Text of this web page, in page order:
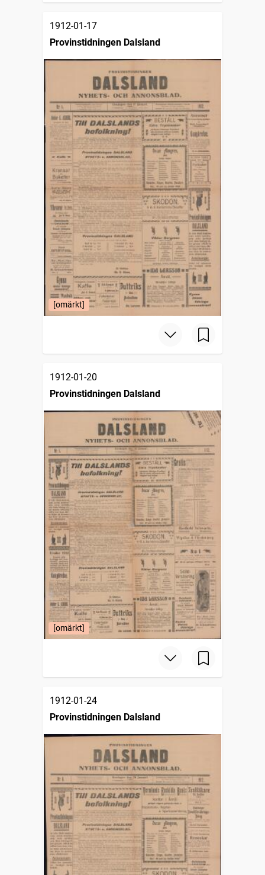
1912-01-17
Provinstidningen Dalsland
[omärkt]
1912-01-20
Provinstidningen Dalsland
[omärkt]
1912-01-24
Provinstidningen Dalsland